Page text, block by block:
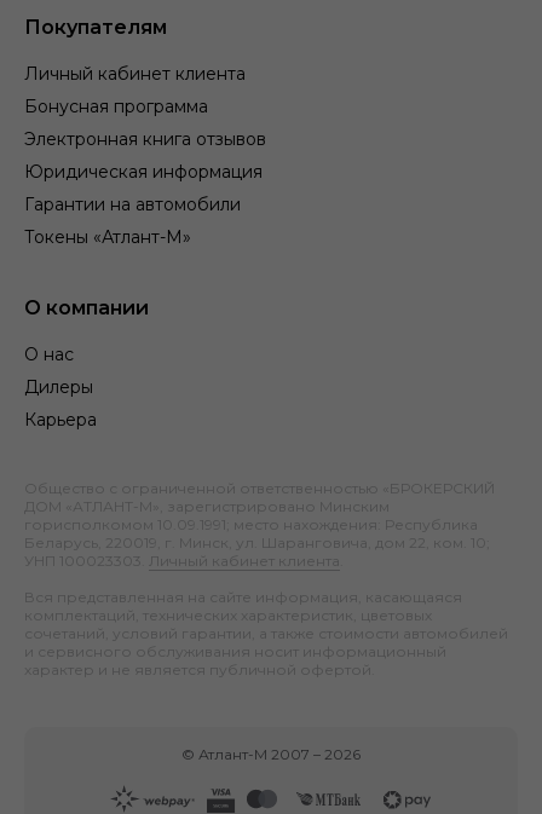
Покупателям
Личный кабинет клиента
Бонусная программа
Электронная книга отзывов
Юридическая информация
Гарантии на автомобили
Токены «Атлант-М»
О компании
О нас
Дилеры
Карьера
Общество с ограниченной ответственностью «БРОКЕРСКИЙ
ДОМ «АТЛАНТ-М», зарегистрировано Минским
горисполкомом 10.09.1991; место нахождения: Республика
Беларусь, 220019, г. Минск, ул. Шаранговича, дом 22, ком. 10;
УНП 100023303.
Личный кабинет клиента
Вся представленная на сайте информация, касающаяся
комплектаций, технических характеристик, цветовых
сочетаний, условий гарантии, а также стоимости автомобилей
и сервисного обслуживания носит информационный
характер и не является публичной офертой.
© Атлант-М 2007 – 2026